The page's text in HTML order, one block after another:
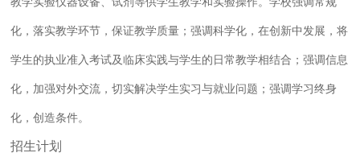
化，落实教学环节，保证教学质量；强调科学化，在创新中发展，将
学生的执业准入考试及临床实践与学生的日常教学相结合；强调信息
化，加强对外交流，切实解决学生实习与就业问题；强调学习终身
化，创造条件。
招生计划